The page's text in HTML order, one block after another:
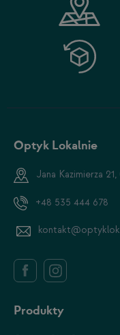
Optyk Lokalnie
Jana Kazimierza
+48 535 444 678
Produkty